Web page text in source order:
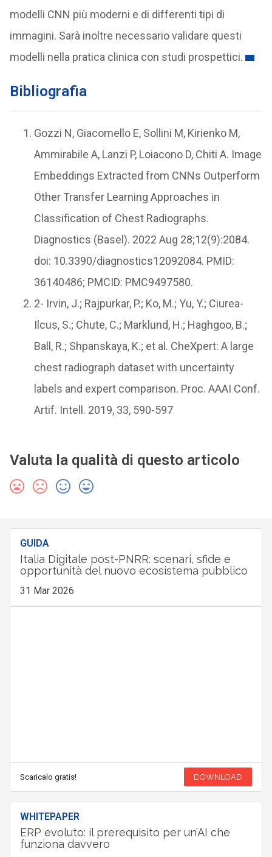
modelli CNN più moderni e di differenti tipi di
immagini. Sarà inoltre necessario validare questi
modelli nella pratica clinica con studi prospettici.
Bibliografia
Gozzi N, Giacomello E, Sollini M, Kirienko M,
Ammirabile A, Lanzi P, Loiacono D, Chiti A. Image
Embeddings Extracted from CNNs Outperform
Other Transfer Learning Approaches in
Classification of Chest Radiographs.
Diagnostics (Basel). 2022 Aug 28;12(9):2084.
doi: 10.3390/diagnostics12092084. PMID:
36140486; PMCID: PMC9497580.
2- Irvin, J.; Rajpurkar, P.; Ko, M.; Yu, Y.; Ciurea-
Ilcus, S.; Chute, C.; Marklund, H.; Haghgoo, B.;
Ball, R.; Shpanskaya, K.; et al. CheXpert: A large
chest radiograph dataset with uncertainty
labels and expert comparison. Proc. AAAI Conf.
Artif. Intell. 2019, 33, 590-597
Valuta la qualità di questo articolo
GUIDA
Italia Digitale post-PNRR: scenari, sfide e
opportunità del nuovo ecosistema pubblico
31 Mar 2026
Scaricalo gratis! DOWNLOAD
WHITEPAPER
ERP evoluto: il prerequisito per un’AI che
funziona davvero